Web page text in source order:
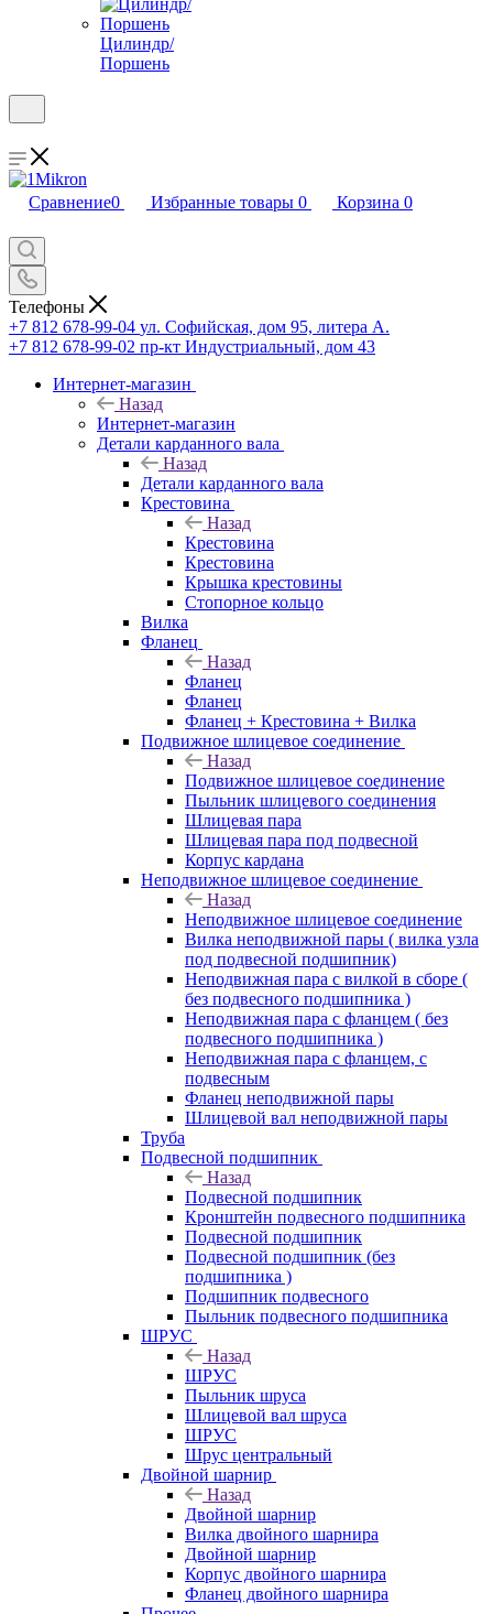
Цилиндр/
Поршень
Сравнение0 Избранные товары 0 Корзина 0
Телефоны
+7 812 678-99-04 ул. Софийская, дом 95, литера А.
+7 812 678-99-02 пр-кт Индустриальный, дом 43
Интернет-магазин
Назад
Интернет-магазин
Детали карданного вала
Назад
Детали карданного вала
Крестовина
Назад
Крестовина
Крестовина
Крышка крестовины
Стопорное кольцо
Вилка
Фланец
Назад
Фланец
Фланец
Фланец + Крестовина + Вилка
Подвижное шлицевое соединение
Назад
Подвижное шлицевое соединение
Пыльник шлицевого соединения
Шлицевая пара
Шлицевая пара под подвесной
Корпус кардана
Неподвижное шлицевое соединение
Назад
Неподвижное шлицевое соединение
Вилка неподвижной пары ( вилка узла
под подвесной подшипник)
Неподвижная пара с вилкой в сборе (
без подвесного подшипника )
Неподвижная пара с фланцем ( без
подвесного подшипника )
Неподвижная пара с фланцем, с
подвесным
Фланец неподвижной пары
Шлицевой вал неподвижной пары
Труба
Подвесной подшипник
Назад
Подвесной подшипник
Кронштейн подвесного подшипника
Подвесной подшипник
Подвесной подшипник (без
подшипника )
Подшипник подвесного
Пыльник подвесного подшипника
ШРУС
Назад
ШРУС
Пыльник шруса
Шлицевой вал шруса
ШРУС
Шрус центральный
Двойной шарнир
Назад
Двойной шарнир
Вилка двойного шарнира
Двойной шарнир
Корпус двойного шарнира
Фланец двойного шарнира